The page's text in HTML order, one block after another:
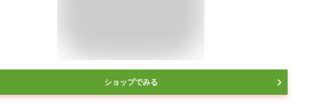
ショップでみる